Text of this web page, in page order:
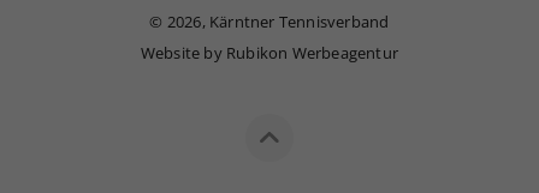
© 2026, Kärntner Tennisverband
Website by Rubikon Werbeagentur